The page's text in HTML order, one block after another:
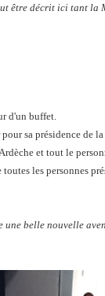
être décrit ici tant la
d'un buffet.
sa présidence de
et tout le
les personnes
belle nouvelle